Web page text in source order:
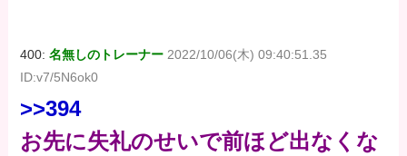
400:名無しのトレーナー 2022/10/06(木) 09:40:51.35
ID:v7/5N6ok0
>>394
お先に失礼のせいで前ほど出なくな